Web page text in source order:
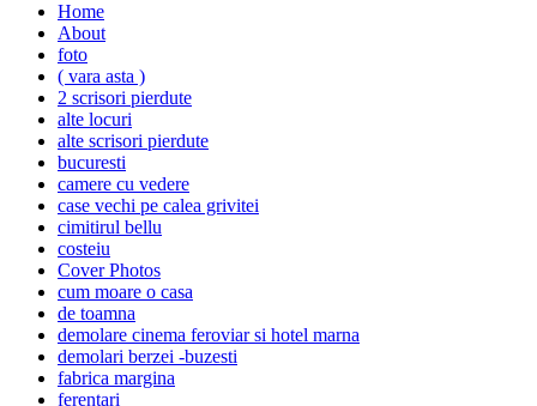
Home
About
foto
( vara asta )
2 scrisori pierdute
alte locuri
alte scrisori pierdute
bucuresti
camere cu vedere
case vechi pe calea grivitei
cimitirul bellu
costeiu
Cover Photos
cum moare o casa
de toamna
demolare cinema feroviar si hotel marna
demolari berzei -buzesti
fabrica margina
ferentari